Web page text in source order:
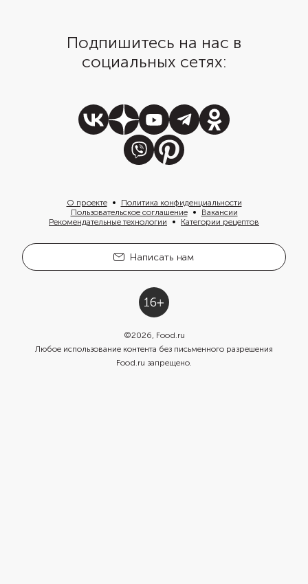
Подпишитесь на нас в
социальных сетях:
О проекте
Политика конфиденциальности
Пользовательское соглашение
Вакансии
Рекомендательные технологии
Категории рецептов
Написать нам
©2026, Food.ru
Любое использование контента без письменного разрешения
Food.ru запрещено.